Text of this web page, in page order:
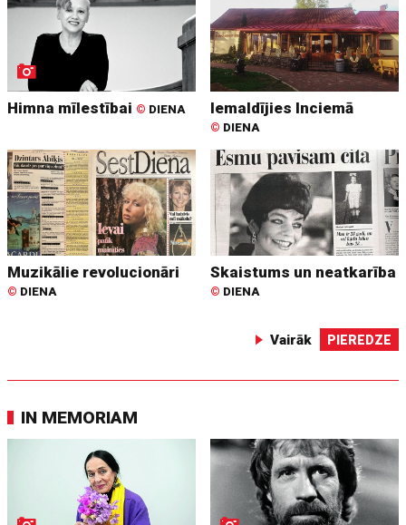
Himna mīlestībai © DIENA Iemaldījies Inciemā
© DIENA
Muzikālie revolucionāri
© DIENA
Skaistums un neatkarība
© DIENA
Vairāk PIEREDZE
IN MEMORIAM